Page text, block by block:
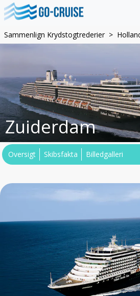
Sammenlign Krydstogtrederier
Zuiderdam
Oversigt Skibsfakta Billedgalleri